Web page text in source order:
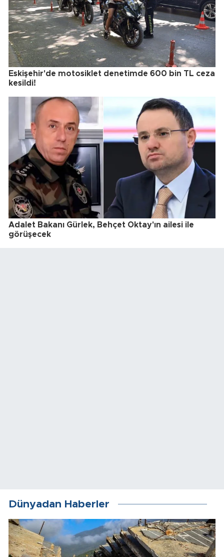
Eskişehir'de motosiklet denetimde 600 bin TL ceza
kesildi!
Adalet Bakanı Gürlek, Behçet Oktay'ın ailesi ile
görüşecek
Dünyadan Haberler